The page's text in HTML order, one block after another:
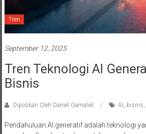
Tren
September 12, 2025
Tren Teknologi AI
Bisnis
Diposkan Oleh:Daniel Gamaliel AI , bisnis,
Pendahuluan AI generatif adalah teknologi